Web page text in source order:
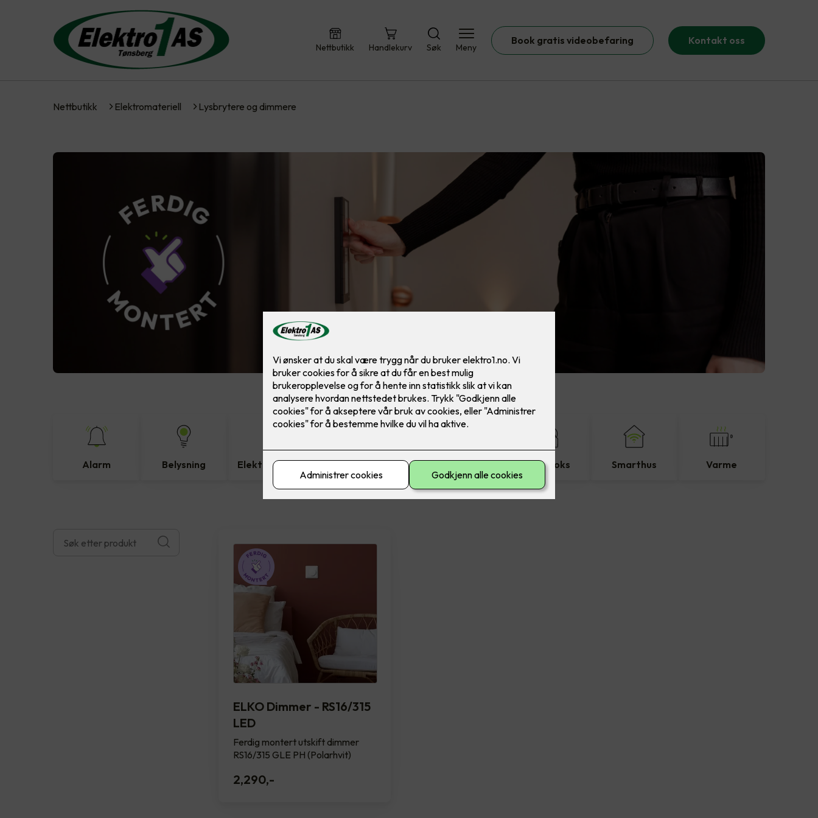
Nettbutikk Handlekurv Søk Meny
Book gratis videobefaring Kontakt oss
Nettbutikk Elektromateriell Lysbrytere og dimmere
Alarm Belysning Elektromateriell El-sikkerhet Ferdig montert Ladeboks Smarthus Varme
ELKO Dimmer - RS16/315
LED
Ferdig montert utskift dimmer
RS16/315 GLE PH (Polarhvit)
2,290,-